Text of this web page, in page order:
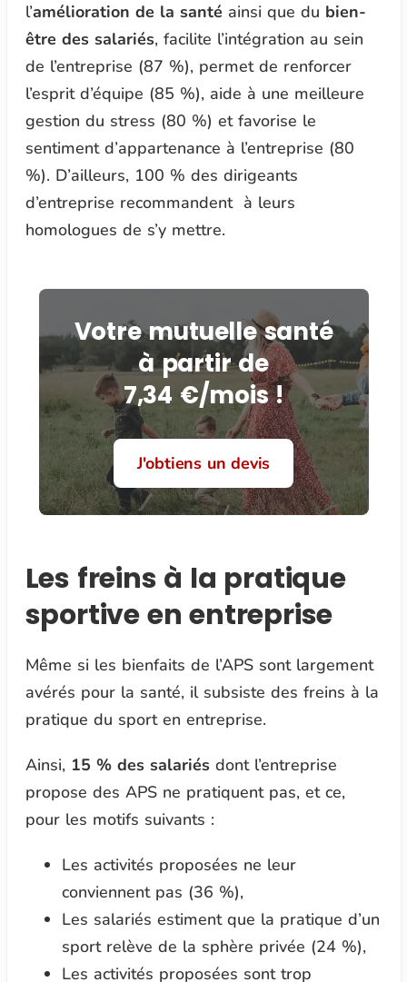
l’amélioration de la santé ainsi que du bien-
être des salariés, facilite l’intégration au sein
de l’entreprise (87 %), permet de renforcer
l’esprit d’équipe (85 %), aide à une meilleure
gestion du stress (80 %) et favorise le
sentiment d’appartenance à l’entreprise (80
%). D’ailleurs, 100 % des dirigeants
d’entreprise recommandent à leurs
homologues de s’y mettre.
Votre mutuelle santé
à partir de
7,34 €/mois !
J'obtiens un devis
Les freins à la pratique
sportive en entreprise
Même si les bienfaits de l’APS sont largement
avérés pour la santé, il subsiste des freins à la
pratique du sport en entreprise.
Ainsi, 15 % des salariésdont l’entreprise
propose des APS ne pratiquent pas, et ce,
pour les motifs suivants :
Les activités proposées ne leur
conviennent pas (36 %),
Les salariés estiment que la pratique d’un
sport relève de la sphère privée (24 %),
Les activités proposées sont trop